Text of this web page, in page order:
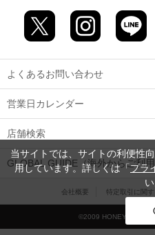
よくあるお問い合わせ
営業日カレンダー
店舗検索
GLOBAL GUIDE（海外からご利
会社概要 特定取引に関
©2009 HONEYS CO.,
当サイトでは、サイトの利便性
用しています。詳しくは「プラ
い